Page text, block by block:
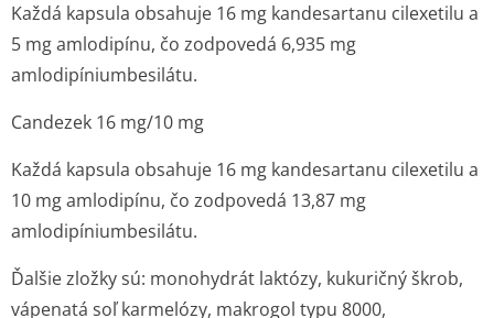
Každá kapsula obsahuje 16 mg kandesartanu cilexetilu a
5 mg amlodipínu, čo zodpovedá 6,935 mg
amlodipíniumbe­silátu.
Candezek 16 mg/10 mg
Každá kapsula obsahuje 16 mg kandesartanu cilexetilu a
10 mg amlodipínu, čo zodpovedá 13,87 mg
amlodipíniumbe­silátu.
Ďalšie zložky sú: monohydrát laktózy, kukuričný škrob,
vápenatá soľ karmelózy, makrogol typu 8000,